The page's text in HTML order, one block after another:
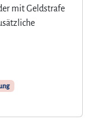
mit Geldstrafe